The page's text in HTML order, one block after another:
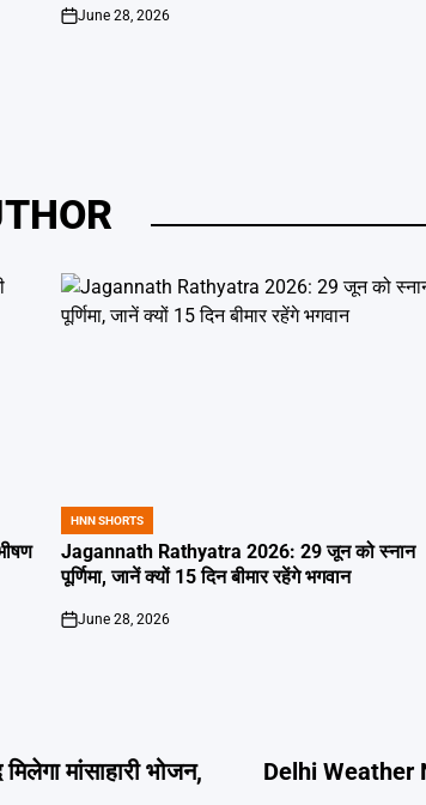
on
June 28, 2026
POSTED
IN
HNN SHORTS
Jagannath Rathyatra 2026: 29 जून को स्नान
पूर्णिमा, जानें क्यों 15 दिन बीमार रहेंगे भगवान
on
June 28, 2026
मांसाहारी भोजन,
Delhi Weather